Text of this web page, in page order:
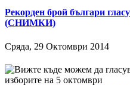
Рекорден брой българи
(СНИМКИ)
Сряда, 29 Октомври 2014